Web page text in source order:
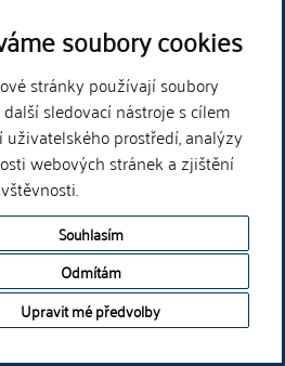
soubory cookies
stránky používají soubory
sledovací nástroje s cílem
prostředí, analýzy
webových stránek a zjištění
Souhlasím
Odmítám
Upravit mé předvolby
© 2002-